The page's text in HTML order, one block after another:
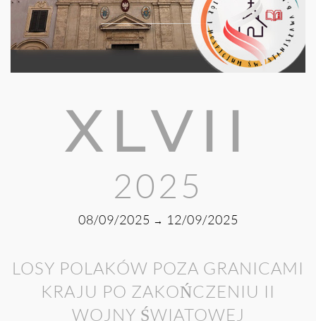
XLVII
2025
08/09/2025 → 12/09/2025
LOSY POLAKÓW POZA GRANICAMI
KRAJU PO ZAKOŃCZENIU II
WOJNY ŚWIATOWEJ